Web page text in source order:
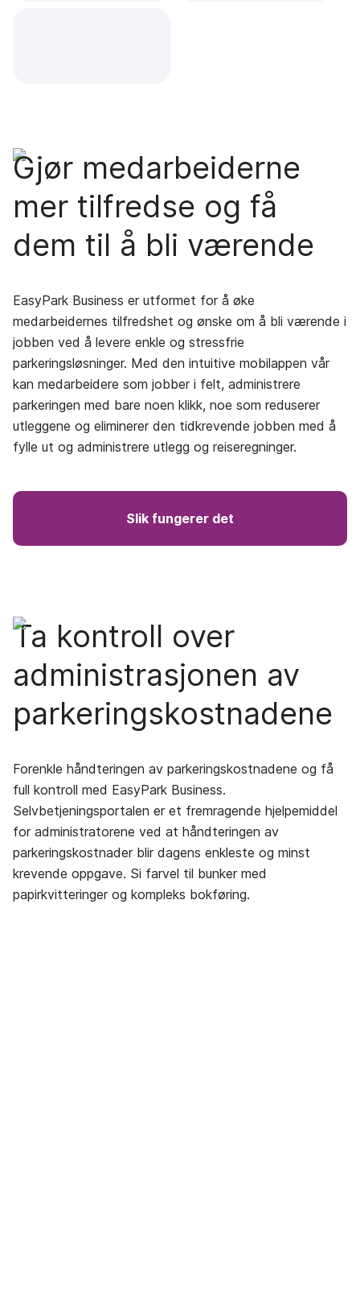
Gjør medarbeiderne
mer tilfredse og få
dem til å bli værende
EasyPark Business er utformet for å øke
medarbeidernes tilfredshet og ønske om å bli værende i
jobben ved å levere enkle og stressfrie
parkeringsløsninger. Med den intuitive mobilappen vår
kan medarbeidere som jobber i felt, administrere
parkeringen med bare noen klikk, noe som reduserer
utleggene og eliminerer den tidkrevende jobben med å
fylle ut og administrere utlegg og reiseregninger.
Slik fungerer det
Ta kontroll over
administrasjonen av
parkeringskostnadene
Forenkle håndteringen av parkeringskostnadene og få
full kontroll med EasyPark Business.
Selvbetjeningsportalen er et fremragende hjelpemiddel
for administratorene ved at håndteringen av
parkeringskostnader blir dagens enkleste og minst
krevende oppgave. Si farvel til bunker med
papirkvitteringer og kompleks bokføring.